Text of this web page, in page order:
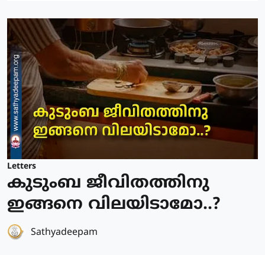
Letters
കുടുംബ ജീവിതത്തിനു
ഇങ്ങനെ വിലയിടാമോ..?
Sathyadeepam